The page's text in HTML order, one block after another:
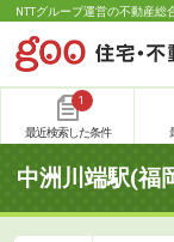
NTTグループ運営の不動産総
1
最近検索した条件
中洲川端駅(福